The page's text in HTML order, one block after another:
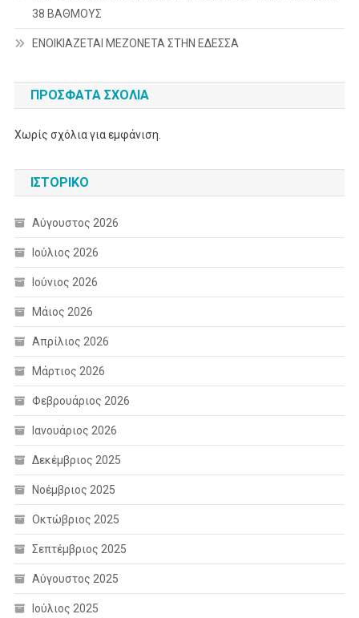
38 ΒΑΘΜΟΥΣ
ΕΝΟΙΚΙΑΖΕΤΑΙ ΜΕΖΟΝΕΤΑ ΣΤΗΝ ΕΔΕΣΣΑ
ΠΡΌΣΦΑΤΑ ΣΧΌΛΙΑ
Χωρίς σχόλια για εμφάνιση.
ΙΣΤΟΡΙΚΌ
Αύγουστος 2026
Ιούλιος 2026
Ιούνιος 2026
Μάιος 2026
Απρίλιος 2026
Μάρτιος 2026
Φεβρουάριος 2026
Ιανουάριος 2026
Δεκέμβριος 2025
Νοέμβριος 2025
Οκτώβριος 2025
Σεπτέμβριος 2025
Αύγουστος 2025
Ιούλιος 2025